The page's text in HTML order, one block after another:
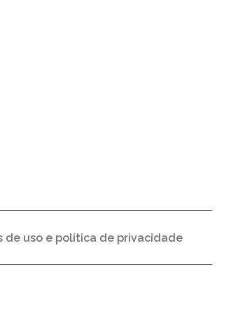
de uso e política de privacidade